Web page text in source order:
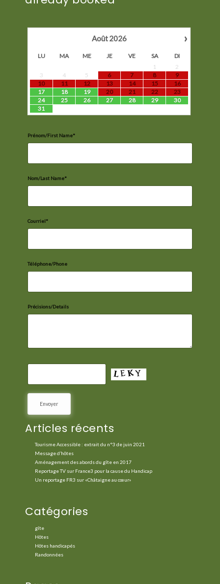
›
Août2026
LU MA ME JE VE SA
DI
1
2
3
4 5 6 7 8
9
10
11 12 13 14 15
16
17
18 19 20 21 22
23
24
25 26 27 28 29
30
31
Prénom/First Name*
Nom/Last Name*
Courriel*
Téléphone/Phone
Précisions/Details
Articles récents
Tourisme Accessible : extrait du n°3 de juin 2021
Message d’hôtes
Aménagement des abords du gîte en 2017
Reportage TV sur France3 pour la cause du Handicap
Un reportage FR3 sur «Châtaigne au cœur»
Catégories
gîte
Hôtes
Hôtes handicapés
Randonnées